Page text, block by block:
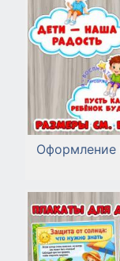
Оформление